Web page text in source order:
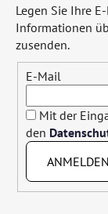
Legen Sie Ihre
Informationen
zusenden.
E-Mail
Mit der
den
ANMELDEN